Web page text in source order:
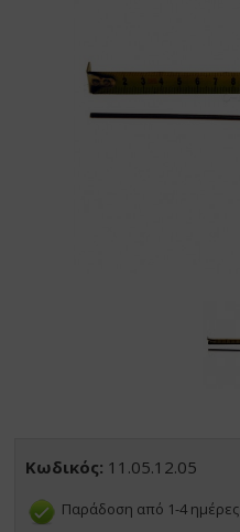
Κωδικός: 11.05.12.05
Παράδοση από 1-4 ημέρες